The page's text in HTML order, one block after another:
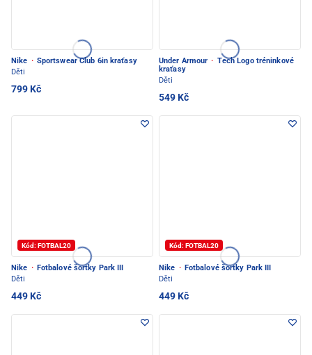
Nike · Sportswear Club 6in kraťasy
Děti
799 Kč
Under Armour · Tech Logo tréninkové
kraťasy
Děti
549 Kč
Kód: FOTBAL20
Nike · Fotbalové šortky Park III
Děti
449 Kč
Kód: FOTBAL20
Nike · Fotbalové šortky Park III
Děti
449 Kč